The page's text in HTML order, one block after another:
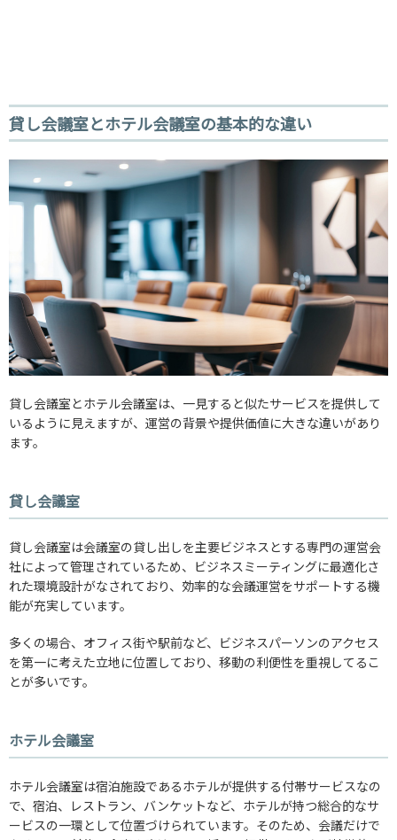
貸し会議室とホテル会議室の基本的な違い
貸し会議室とホテル会議室は、一見すると似たサービスを提供して
いるように見えますが、運営の背景や提供価値に大きな違いがあり
ます。
貸し会議室
貸し会議室は会議室の貸し出しを主要ビジネスとする専門の運営会
社によって管理されているため、ビジネスミーティングに最適化さ
れた環境設計がなされており、効率的な会議運営をサポートする機
能が充実しています。
多くの場合、オフィス街や駅前など、ビジネスパーソンのアクセス
を第一に考えた立地に位置しており、移動の利便性を重視してるこ
とが多いです。
ホテル会議室
ホテル会議室は宿泊施設であるホテルが提供する付帯サービスなの
で、宿泊、レストラン、バンケットなど、ホテルが持つ総合的なサ
ービスの一環として位置づけられています。そのため、会議だけで